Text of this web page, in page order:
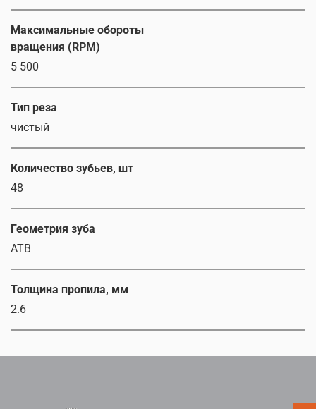
Максимальные обороты
вращения (RPM)
5 500
Тип реза
чистый
Количество зубьев, шт
48
Геометрия зуба
ATB
Толщина пропила, мм
2.6